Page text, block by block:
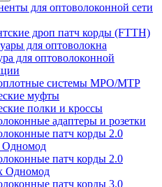
для оптоволоконной сети
дроп патч корды (FTTH)
для оптоволокна
для оптоволоконной
системы MPO/MTP
муфты
полки и кроссы
адаптеры и розетки
патч корды 2.0
Одномод
патч корды 2.0
Одномод
патч корды 3.0